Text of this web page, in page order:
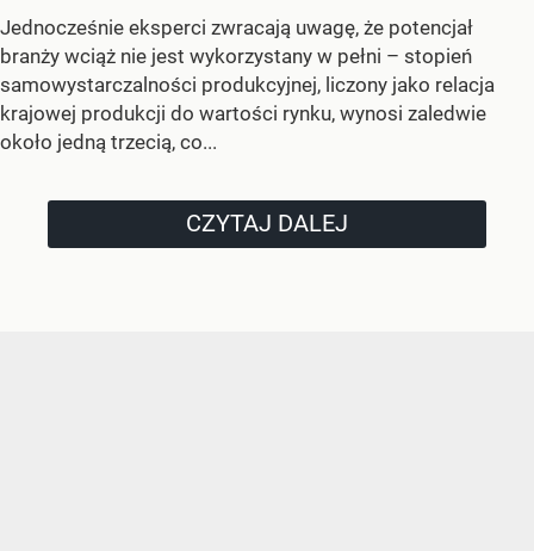
Jednocześnie eksperci zwracają uwagę, że potencjał
branży wciąż nie jest wykorzystany w pełni – stopień
samowystarczalności produkcyjnej, liczony jako relacja
krajowej produkcji do wartości rynku, wynosi zaledwie
około jedną trzecią, co...
CZYTAJ DALEJ